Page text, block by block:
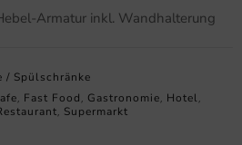
Armatur inkl. Wandhalterung
/ Spülschränke
Fast Food Gastronomie Hotel
Supermarkt